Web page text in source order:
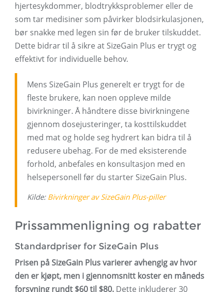
hjertesykdommer, blodtrykksproblemer eller de
som tar medisiner som påvirker blodsirkulasjonen,
bør snakke med legen sin før de bruker tilskuddet.
Dette bidrar til å sikre at SizeGain Plus er trygt og
effektivt for individuelle behov.
Mens SizeGain Plus generelt er trygt for de
fleste brukere, kan noen oppleve milde
bivirkninger. Å håndtere disse bivirkningene
gjennom dosejusteringer, ta kosttilskuddet
med mat og holde seg hydrert kan bidra til å
redusere ubehag. For de med eksisterende
forhold, anbefales en konsultasjon med en
helsepersonell før du starter SizeGain Plus.
Kilde: Bivirkninger av SizeGain Plus-piller
Prissammenligning og rabatter
Standardpriser for SizeGain Plus
Prisen på SizeGain Plus varierer avhengig av hvor
den er kjøpt, men i gjennomsnitt koster en måneds
forsyning rundt $60 til $80. Dette inkluderer 30